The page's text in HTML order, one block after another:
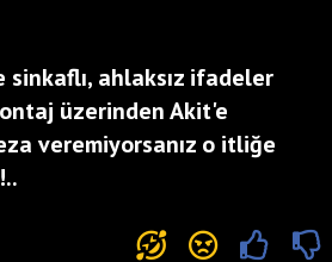
sinkaflı, ahlaksız ifadeler
üzerinden Akit'e
veremiyorsanız o itliğe